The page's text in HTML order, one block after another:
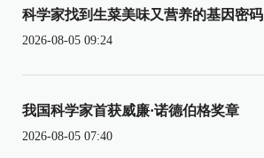
科学家找到生菜美味又营养的基因密码
2026-08-05 09:24
我国科学家首获威廉·诺德伯格奖章
2026-08-05 07:40